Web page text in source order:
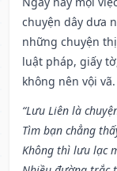
chuyện dây dưa
những chuyện
luật pháp, giấy
không nên vội vã.
“Lưu Liên là
Tìm bạn chẳng
Không thì lưu lạc